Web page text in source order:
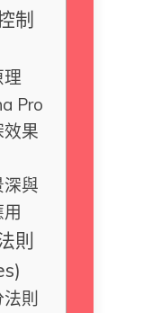
制
Pro
果
與
則
則